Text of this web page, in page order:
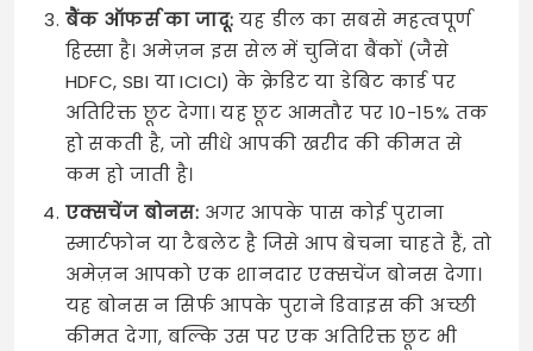
बैंक ऑफर्स का जादू: यह डील का सबसे महत्वपूर्ण
हिस्सा है। अमेज़न इस सेल में चुनिंदा बैंकों (जैसे
HDFC, SBI या ICICI) के क्रेडिट या डेबिट कार्ड पर
अतिरिक्त छूट देगा। यह छूट आमतौर पर 10-15% तक
हो सकती है, जो सीधे आपकी खरीद की कीमत से
कम हो जाती है।
एक्सचेंज बोनस: अगर आपके पास कोई पुराना
स्मार्टफोन या टैबलेट है जिसे आप बेचना चाहते हैं, तो
अमेज़न आपको एक शानदार एक्सचेंज बोनस देगा।
यह बोनस न सिर्फ आपके पुराने डिवाइस की अच्छी
कीमत देगा, बल्कि उस पर एक अतिरिक्त छूट भी